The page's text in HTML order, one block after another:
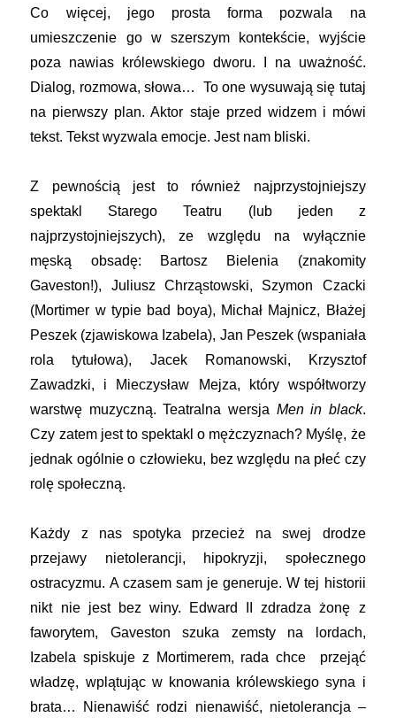
Co więcej, jego prosta forma pozwala na
umieszczenie go w szerszym kontekście, wyjście
poza nawias królewskiego dworu. I na uważność.
Dialog, rozmowa, słowa… To one wysuwają się tutaj
na pierwszy plan. Aktor staje przed widzem i mówi
tekst. Tekst wyzwala emocje. Jest nam bliski.
Z pewnością jest to również najprzystojniejszy
spektakl Starego Teatru (lub jeden z
najprzystojniejszych), ze względu na wyłącznie
męską obsadę: Bartosz Bielenia (znakomity
Gaveston!), Juliusz Chrząstowski, Szymon Czacki
(Mortimer w typie bad boya), Michał Majnicz, Błażej
Peszek (zjawiskowa Izabela), Jan Peszek (wspaniała
rola tytułowa), Jacek Romanowski, Krzysztof
Zawadzki, i Mieczysław Mejza, który współtworzy
warstwę muzyczną. Teatralna wersja Men in black.
Czy zatem jest to spektakl o mężczyznach? Myślę, że
jednak ogólnie o człowieku, bez względu na płeć czy
rolę społeczną.
Każdy z nas spotyka przecież na swej drodze
przejawy nietolerancji, hipokryzji, społecznego
ostracyzmu. A czasem sam je generuje. W tej historii
nikt nie jest bez winy. Edward II zdradza żonę z
faworytem, Gaveston szuka zemsty na lordach,
Izabela spiskuje z Mortimerem, rada chce przejąć
władzę, wplątując w knowania królewskiego syna i
brata… Nienawiść rodzi nienawiść, nietolerancja –